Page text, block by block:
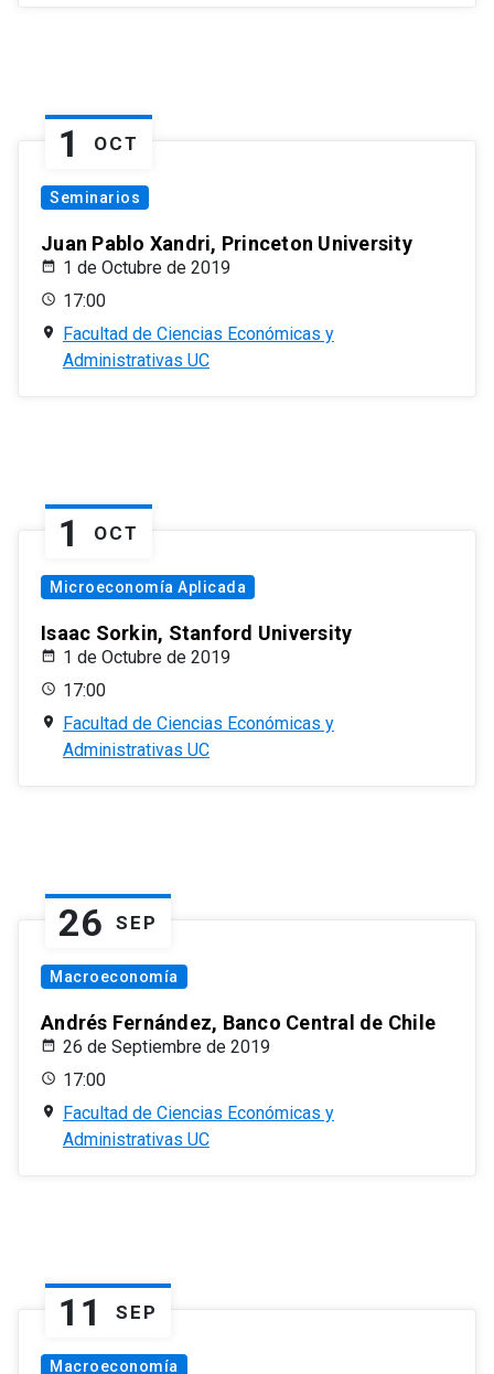
1 OCT
Seminarios
Juan Pablo Xandri, Princeton University
1 de Octubre de 2019
17:00
Facultad de Ciencias Económicas y
Administrativas UC
1 OCT
Microeconomía Aplicada
Isaac Sorkin, Stanford University
1 de Octubre de 2019
17:00
Facultad de Ciencias Económicas y
Administrativas UC
26 SEP
Macroeconomía
Andrés Fernández, Banco Central de Chile
26 de Septiembre de 2019
17:00
Facultad de Ciencias Económicas y
Administrativas UC
11 SEP
Macroeconomía